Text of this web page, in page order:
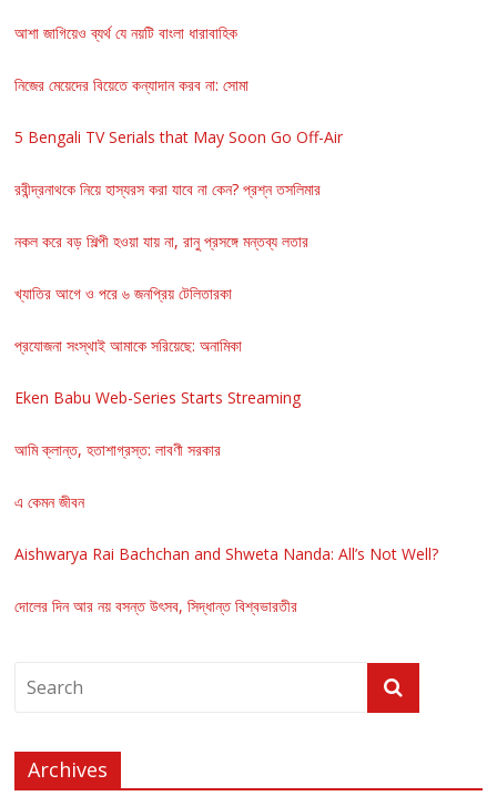
আশা জাগিয়েও ব্যর্থ যে নয়টি বাংলা ধারাবাহিক
নিজের মেয়েদের বিয়েতে কন্যাদান করব না: সোমা
5 Bengali TV Serials that May Soon Go Off-Air
রবীন্দ্রনাথকে নিয়ে হাস্যরস করা যাবে না কেন? প্রশ্ন তসলিমার
নকল করে বড় শিল্পী হওয়া যায় না, রানু প্রসঙ্গে মন্তব্য লতার
খ্যাতির আগে ও পরে ৬ জনপ্রিয় টেলিতারকা
প্রযোজনা সংস্থাই আমাকে সরিয়েছে: অনামিকা
Eken Babu Web-Series Starts Streaming
আমি ক্লান্ত, হতাশাগ্রস্ত: লাবণী সরকার
এ কেমন জীবন
Aishwarya Rai Bachchan and Shweta Nanda: All’s Not Well?
দোলের দিন আর নয় বসন্ত উৎসব, সিদ্ধান্ত বিশ্বভারতীর
Archives